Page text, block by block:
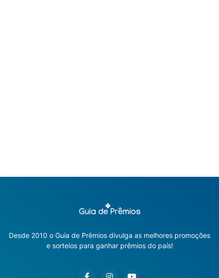
Desde 2010 o Guia de Prêmios divulga as melhores promoções
e sorteios para ganhar prêmios do país!